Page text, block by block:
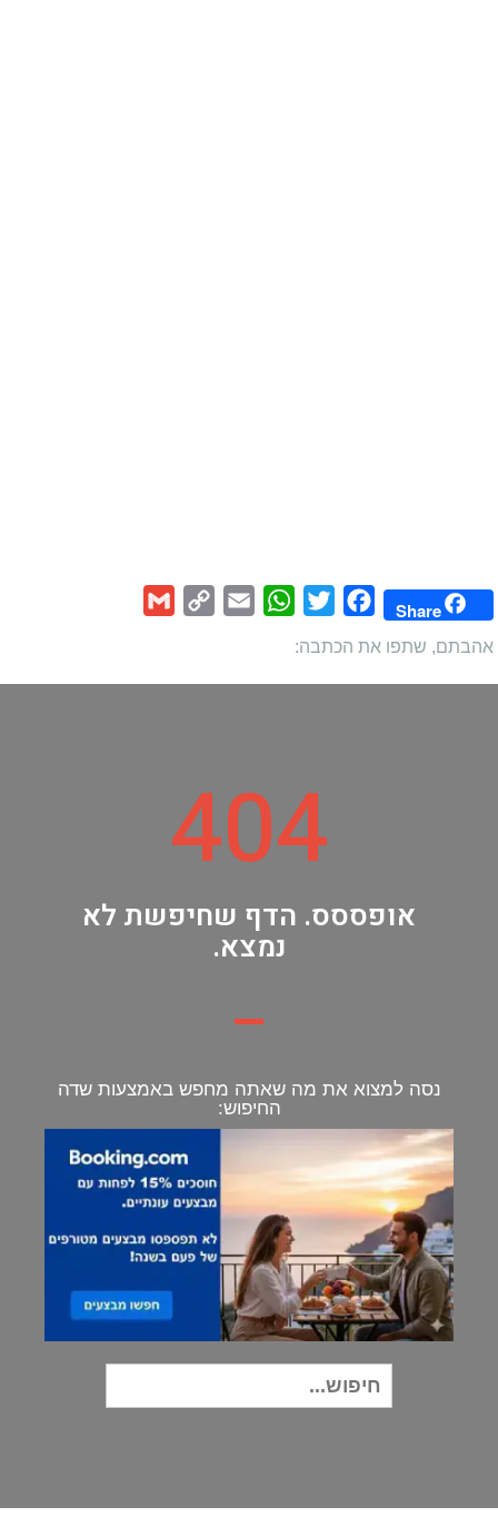
Share
Facebook
Twitter
WhatsApp
Email
Copy
אהבתם, שתפו את הכתבה:
404
אופססס. הדף שחיפשת לא
נמצא.
נסה למצוא את מה שאתה מחפש באמצעות שדה
החיפוש:
חיפוש